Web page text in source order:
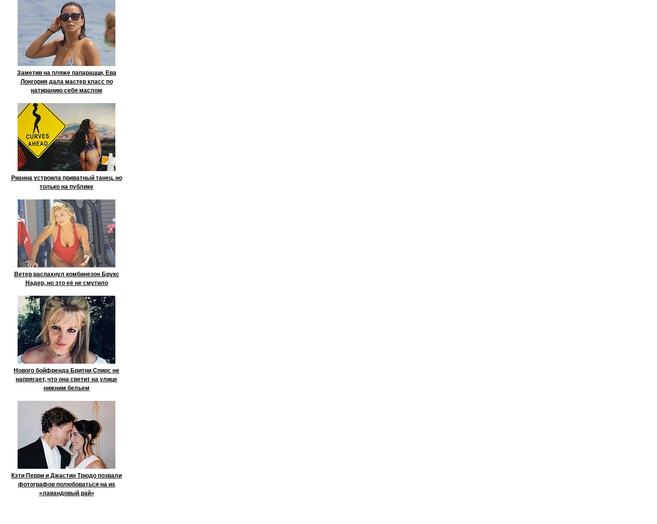
Заметив на пляже папарацци, Ева
Лонгория дала мастер класс по
натиранию себя маслом
Рианна устроила приватный танец, но
только на публике
Ветер распахнул комбинезон Брукс
Надер, но это её не смутило
Нового бойфренда Бритни Спирс не
напрягает, что она светит на улице
нижним бельем
Кэти Перри и Джастин Трюдо позвали
фотографов полюбоваться на их
«лавандовый рай»